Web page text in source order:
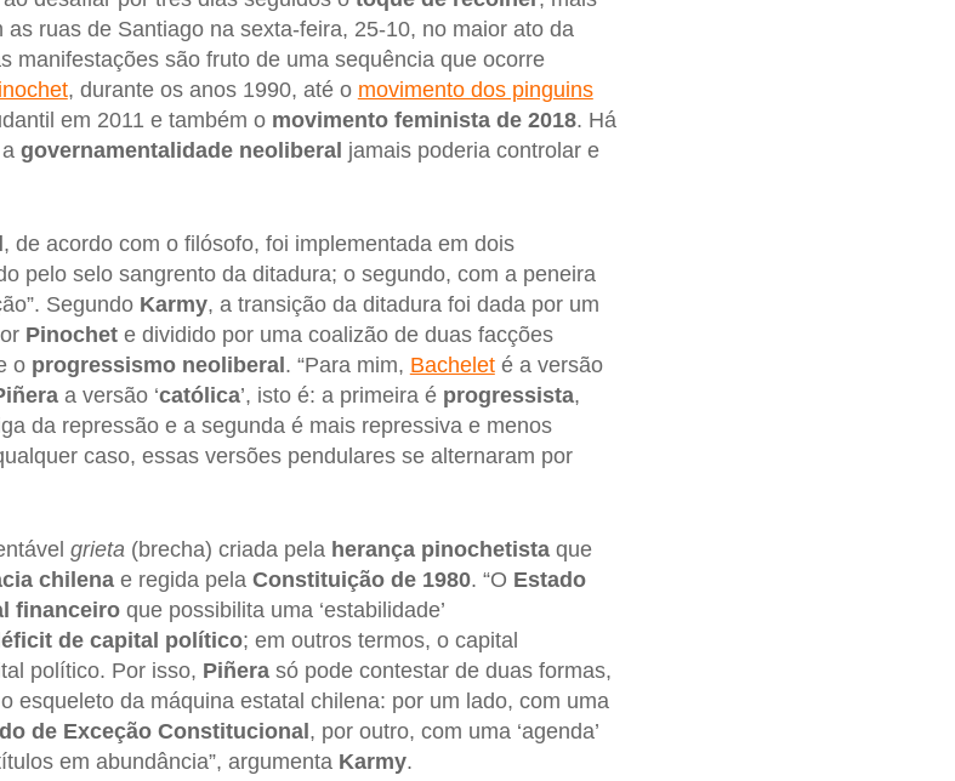
ruas de Santiago na sexta-feira, 25-10, no maior ato da
manifestações são fruto de uma sequência que ocorre
, durante os anos 1990, até o movimento dos pinguins
em 2011 e também o movimento feminista de 2018. Há
governamentalidade neoliberal jamais poderia controlar e
, de acordo com o filósofo, foi implementada em dois
pelo selo sangrento da ditadura; o segundo, com a peneira
Segundo Karmy, a transição da ditadura foi dada por um
Pinochete dividido por uma coalizão de duas facções
o progressismo neoliberal . “Para mim, Bacheleté a versão
a versão ‘católica’, isto é: a primeira é progressista,
da repressão e a segunda é mais repressiva e menos
caso, essas versões pendulares se alternaram por
grieta (brecha) criada pela herança pinochetistaque
chilenae regida pela Constituição de 1980. “O Estado
financeiroque possibilita uma ‘estabilidade’
de capital político; em outros termos, o capital
político. Por isso, Piñerasó pode contestar de duas formas,
esqueleto da máquina estatal chilena: por um lado, com uma
de Exceção Constitucional, por outro, com uma ‘agenda’
em abundância”, argumenta Karmy.